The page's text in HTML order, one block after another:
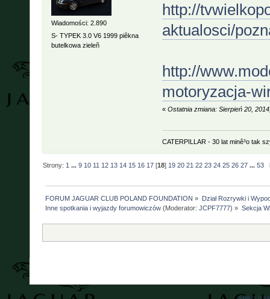
Wiadomości: 2.890
S- TYPEK 3.0 V6 1999 piêkna
butelkowa zieleñ
http://
aktualosci/
http://
motoryzacja-
« Ostatnia zmiana: Sierpień 20,
CATERPILLAR - 30 lat minê³o tak
Strony: 1 ...9 10 11 12 13 14 15 16 17 [18] 19 20 21 22 23 24 25 26 27 ...53
FORUM JAGUAR CLUB POLAND FOUNDATION » Dział Rozrywki i
Inne spotkania i wyjazdy forumowiczów (Moderator:JCPF7777) » Sekcja